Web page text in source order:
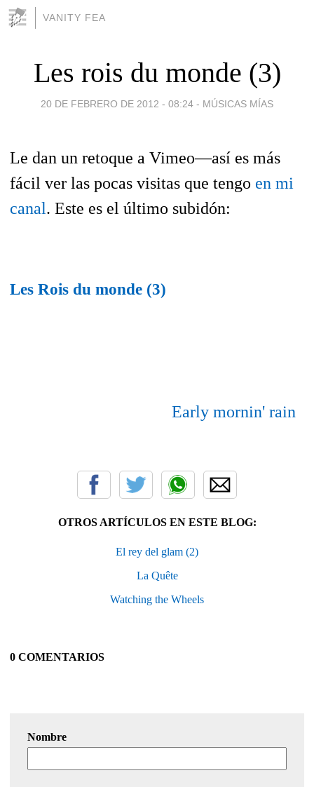
VANITY FEA
Les rois du monde (3)
20 DE FEBRERO DE 2012 - 08:24 - MÚSICAS MÍAS
Le dan un retoque a Vimeo—así es más
fácil ver las pocas visitas que tengo en mi
canal. Este es el último subidón:
Les Rois du monde (3)
Early mornin' rain
OTROS ARTÍCULOS EN ESTE BLOG:
El rey del glam (2)
La Quête
Watching the Wheels
0 COMENTARIOS
Nombre